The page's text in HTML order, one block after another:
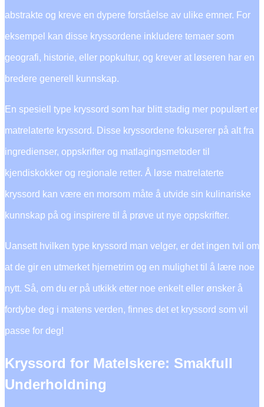
abstrakte og kreve en dypere forståelse av ulike emner. For
eksempel kan disse kryssordene inkludere temaer som
geografi, historie, eller popkultur, og krever at løseren har en
bredere generell kunnskap.
En spesiell type kryssord som har blitt stadig mer populært er
matrelaterte kryssord. Disse kryssordene fokuserer på alt fra
ingredienser, oppskrifter og matlagingsmetoder til
kjendiskokker og regionale retter. Å løse matrelaterte
kryssord kan være en morsom måte å utvide sin kulinariske
kunnskap på og inspirere til å prøve ut nye oppskrifter.
Uansett hvilken type kryssord man velger, er det ingen tvil om
at de gir en utmerket hjernetrim og en mulighet til å lære noe
nytt. Så, om du er på utkikk etter noe enkelt eller ønsker å
fordybe deg i matens verden, finnes det et kryssord som vil
passe for deg!
Kryssord for Matelskere: Smakfull
Underholdning